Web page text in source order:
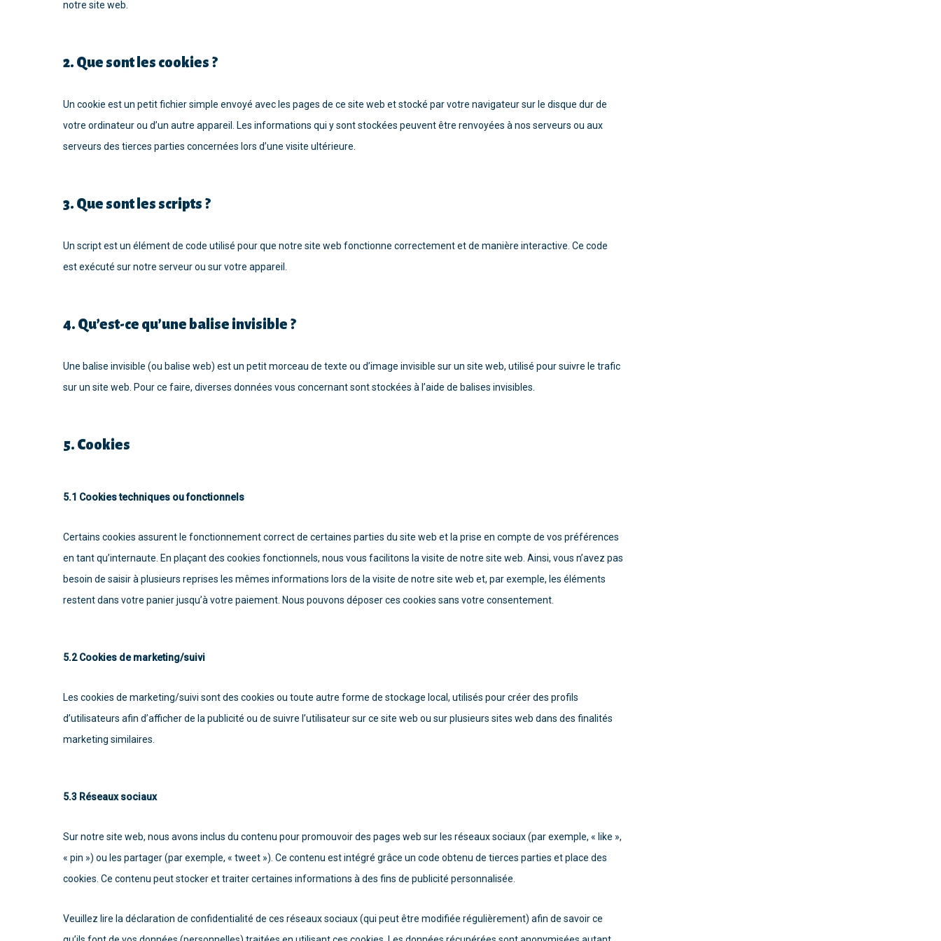
notre site web.
2. Que sont les cookies ?
Un cookie est un petit fichier simple envoyé avec les pages de ce site web et stocké par votre navigateur sur le disque dur de
votre ordinateur ou d’un autre appareil. Les informations qui y sont stockées peuvent être renvoyées à nos serveurs ou aux
serveurs des tierces parties concernées lors d’une visite ultérieure.
3. Que sont les scripts ?
Un script est un élément de code utilisé pour que notre site web fonctionne correctement et de manière interactive. Ce code
est exécuté sur notre serveur ou sur votre appareil.
4. Qu’est-ce qu’une balise invisible ?
Une balise invisible (ou balise web) est un petit morceau de texte ou d’image invisible sur un site web, utilisé pour suivre le trafic
sur un site web. Pour ce faire, diverses données vous concernant sont stockées à l’aide de balises invisibles.
5. Cookies
5.1 Cookies techniques ou fonctionnels
Certains cookies assurent le fonctionnement correct de certaines parties du site web et la prise en compte de vos préférences
en tant qu’internaute. En plaçant des cookies fonctionnels, nous vous facilitons la visite de notre site web. Ainsi, vous n’avez pas
besoin de saisir à plusieurs reprises les mêmes informations lors de la visite de notre site web et, par exemple, les éléments
restent dans votre panier jusqu’à votre paiement. Nous pouvons déposer ces cookies sans votre consentement.
5.2 Cookies de marketing/suivi
Les cookies de marketing/suivi sont des cookies ou toute autre forme de stockage local, utilisés pour créer des profils
d’utilisateurs afin d’afficher de la publicité ou de suivre l’utilisateur sur ce site web ou sur plusieurs sites web dans des finalités
marketing similaires.
5.3 Réseaux sociaux
Sur notre site web, nous avons inclus du contenu pour promouvoir des pages web sur les réseaux sociaux (par exemple, « like »,
« pin ») ou les partager (par exemple, « tweet »). Ce contenu est intégré grâce un code obtenu de tierces parties et place des
cookies. Ce contenu peut stocker et traiter certaines informations à des fins de publicité personnalisée.
Veuillez lire la déclaration de confidentialité de ces réseaux sociaux (qui peut être modifiée régulièrement) afin de savoir ce